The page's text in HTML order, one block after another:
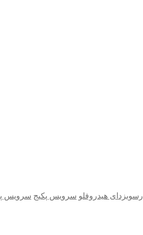
رسوبزدای هیدروفلو سرویس پکیج سرویس